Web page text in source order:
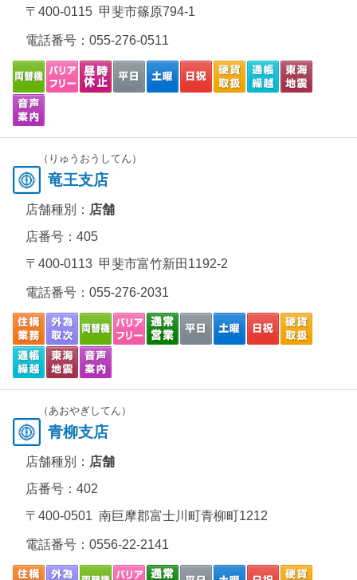
〒400-0115 甲斐市篠原794-1
電話番号： 055-276-0511
（りゅうおうしてん）
竜王支店
店舗種別： 店舗
店番号：405
〒400-0113 甲斐市富竹新田1192-2
電話番号： 055-276-2031
（あおやぎしてん）
青柳支店
店舗種別： 店舗
店番号：402
〒400-0501 南巨摩郡富士川町青柳町1212
電話番号： 0556-22-2141